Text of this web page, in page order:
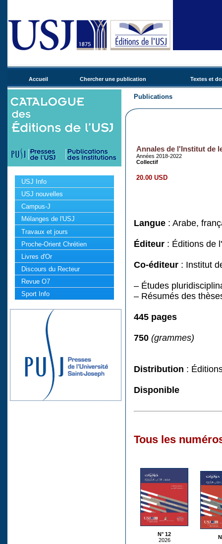
Accueil Chercher une publication Textes et
USJ Info
USJ nouvelles
Campus-J
Mélanges de l'USJ
Travaux et jours
Proche-Orient Chrétien
Livres d'Or
Discours du Recteur
Revue O7
Sport Info
Publications
Annales de l'Institut de
Années 2018-2022
Collectif
20.00 USD
Langue : Arabe,
Éditeur : Éditions de
Co-éditeur : Institut
– Études
– Résumés des
445 pages
750 (grammes)
Distribution :
Disponible
Tous les
N° 12
2026